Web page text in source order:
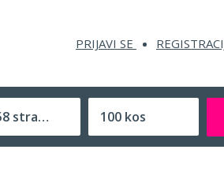
PRIJAVI SE
58 strani